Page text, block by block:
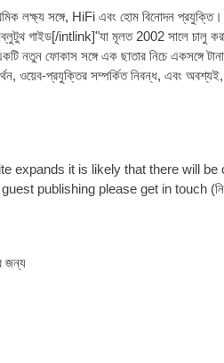
লক্ষ্য সঙ্গে, HiFi এবং হোম বিনোদন প্রযুক্তি।
গাইড[/intlink]"যা মূলত 2002 সালে চালু
নতুন ফোকাস সঙ্গে এক ছাতার নিচে একসঙ্গে
ওয়েব-প্রযুক্তির সম্পর্কিত নিবন্ধ, এবং
expands it is likely that there will be
pub­lish­ing please get in touch
জন্য